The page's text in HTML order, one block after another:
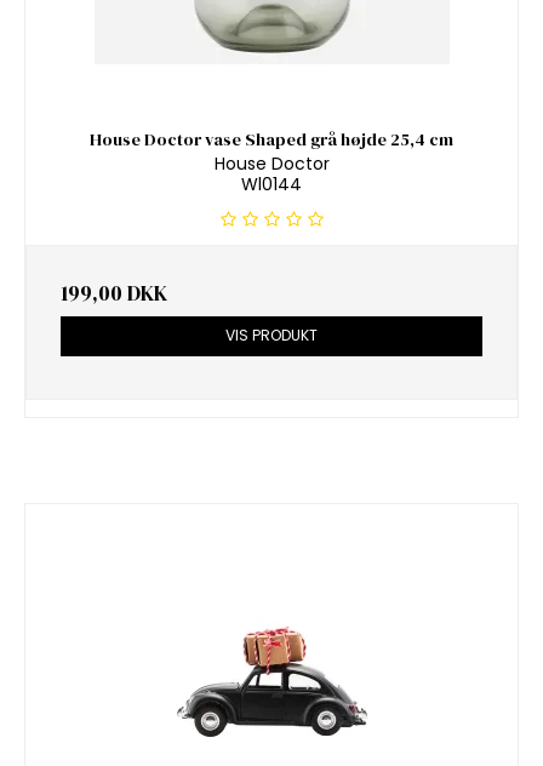
House Doctor vase Shaped grå højde 25,4 cm
House Doctor
Wl0144
199,00 DKK
VIS PRODUKT